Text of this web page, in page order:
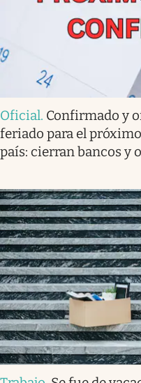
Oficial. Confirmado y
feriado para el
país: cierran bancos y